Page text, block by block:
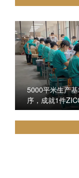
5000平米生产
序，成就1件